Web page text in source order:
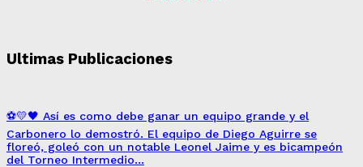
Ultimas Publicaciones
⚽💛🖤 Así es como debe ganar un equipo grande y el
Carbonero lo demostró. El equipo de Diego Aguirre se
floreó, goleó con un notable Leonel Jaime y es bicampeón
del Torneo Intermedio…